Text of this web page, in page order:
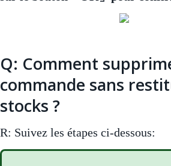
Q: Comment
commande sans
stocks ?
R: Suivez les étapes ci-dessous: